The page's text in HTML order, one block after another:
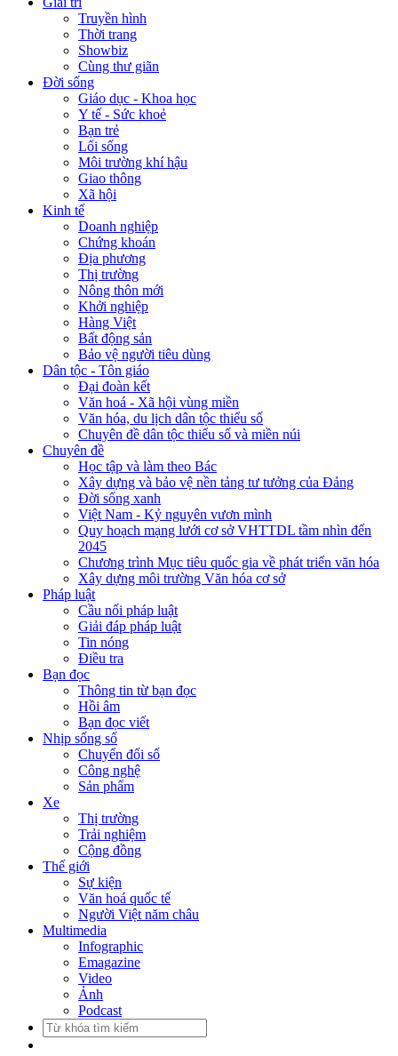
Truyền hình
Thời trang
Showbiz
Cùng thư giãn
Đời sống
Giáo dục - Khoa học
Y tế - Sức khoẻ
Bạn trẻ
Lối sống
Môi trường khí hậu
Giao thông
Xã hội
Kinh tế
Doanh nghiệp
Chứng khoán
Địa phương
Thị trường
Nông thôn mới
Khởi nghiệp
Hàng Việt
Bất động sản
Bảo vệ người tiêu dùng
Dân tộc - Tôn giáo
Đại đoàn kết
Văn hoá - Xã hội vùng miền
Văn hóa, du lịch dân tộc thiểu số
Chuyên đề dân tộc thiểu số và miền núi
Chuyên đề
Học tập và làm theo Bác
Xây dựng và bảo vệ nền tảng tư tưởng của Đảng
Đời sống xanh
Việt Nam - Kỷ nguyên vươn mình
Quy hoạch mạng lưới cơ sở VHTTDL tầm nhìn đến
2045
Chương trình Mục tiêu quốc gia về phát triển văn hóa
Xây dựng môi trường Văn hóa cơ sở
Pháp luật
Cầu nối pháp luật
Giải đáp pháp luật
Tin nóng
Điều tra
Bạn đọc
Thông tin từ bạn đọc
Hồi âm
Bạn đọc viết
Nhịp sống số
Chuyển đổi số
Công nghệ
Sản phẩm
Xe
Thị trường
Trải nghiệm
Cộng đồng
Thế giới
Sự kiện
Văn hoá quốc tế
Người Việt năm châu
Multimedia
Infographic
Emagazine
Video
Ảnh
Podcast